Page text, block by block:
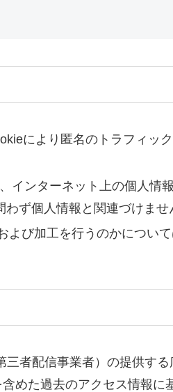
により匿名のトラフィッ
インターネット上の個人情
ず個人情報と関連づけませ
び加工を行うのかについて
者配信事業者）の提供する
めた過去のアクセス情報に